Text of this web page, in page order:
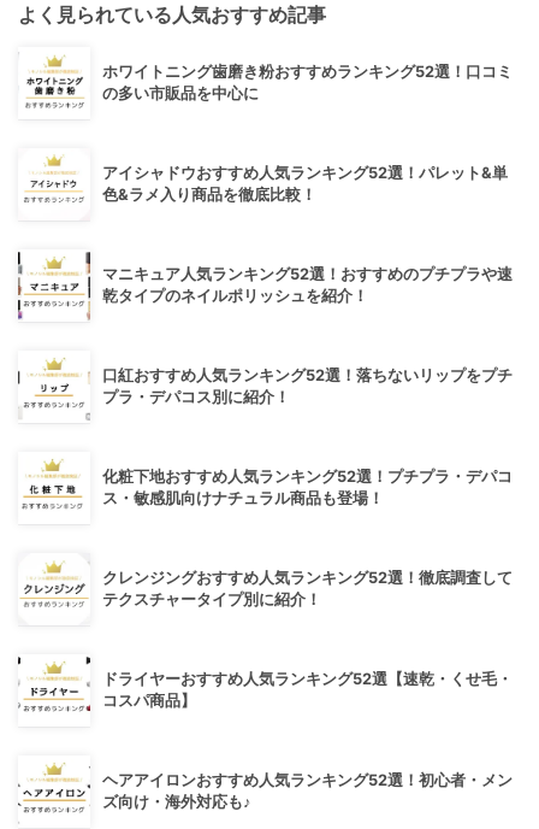
よく見られている人気おすすめ記事
ホワイトニング歯磨き粉おすすめランキング52選！口コミ
の多い市販品を中心に
アイシャドウおすすめ人気ランキング52選！パレット&単
色&ラメ入り商品を徹底比較！
マニキュア人気ランキング52選！おすすめのプチプラや速
乾タイプのネイルポリッシュを紹介！
口紅おすすめ人気ランキング52選！落ちないリップをプチ
プラ・デパコス別に紹介！
化粧下地おすすめ人気ランキング52選！プチプラ・デパコ
ス・敏感肌向けナチュラル商品も登場！
クレンジングおすすめ人気ランキング52選！徹底調査して
テクスチャータイプ別に紹介！
ドライヤーおすすめ人気ランキング52選【速乾・くせ毛・
コスパ商品】
ヘアアイロンおすすめ人気ランキング52選！初心者・メン
ズ向け・海外対応も♪